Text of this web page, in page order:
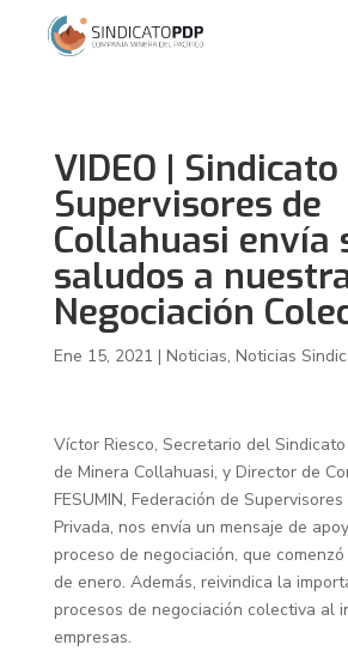
VIDEO | Sindicato
Supervisores de
Collahuasi envía
saludos a
Negociación
Ene 15, 2021 | Noticias, Noticias
Víctor Riesco, Secretario del
de Minera Collahuasi, y Director de
FESUMIN, Federación de
Privada, nos envía un mensaje de
proceso de negociación, que
de enero. Además, reivindica la
procesos de negociación colectiva al
empresas.